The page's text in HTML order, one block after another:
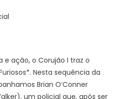
e ação, o Corujão I traz o
Nesta sequência da
Brian O’Conner
um policial que, após ser